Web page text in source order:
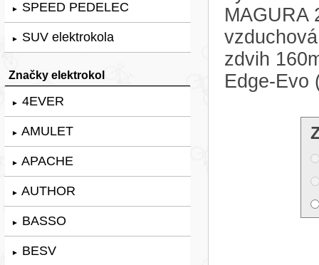
► SPEED PEDELEC
► SUV elektrokola
Značky elektrokol
► 4EVER
► AMULET
► APACHE
► AUTHOR
► BASSO
► BESV
MAGURA
zdvih
Edge-Evo